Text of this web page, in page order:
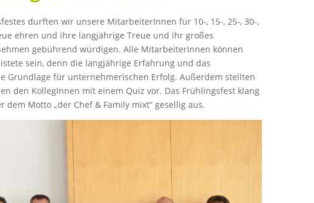
durften wir unsere MitarbeiterInnen für 10-, 15-, 25-, 30-,
ehren und ihre langjährige Treue und ihr großes
gebührend würdigen. Alle MitarbeiterInnen können
sein, denn die langjährige Erfahrung und das
Grundlage für unternehmerischen Erfolg. Außerdem stellten
den KollegInnen mit einem Quiz vor. Das Frühlingsfest klang
Motto „der Chef & Family mixt“ gesellig aus.